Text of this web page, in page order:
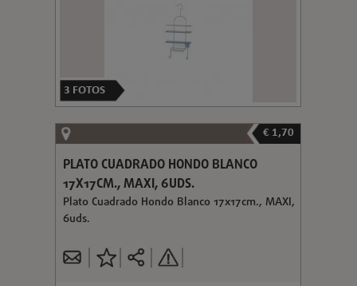
3 FOTOS
€ 1,70
PLATO CUADRADO HONDO BLANCO
17X17CM., MAXI, 6UDS.
Plato Cuadrado Hondo Blanco 17x17cm., MAXI,
6uds.